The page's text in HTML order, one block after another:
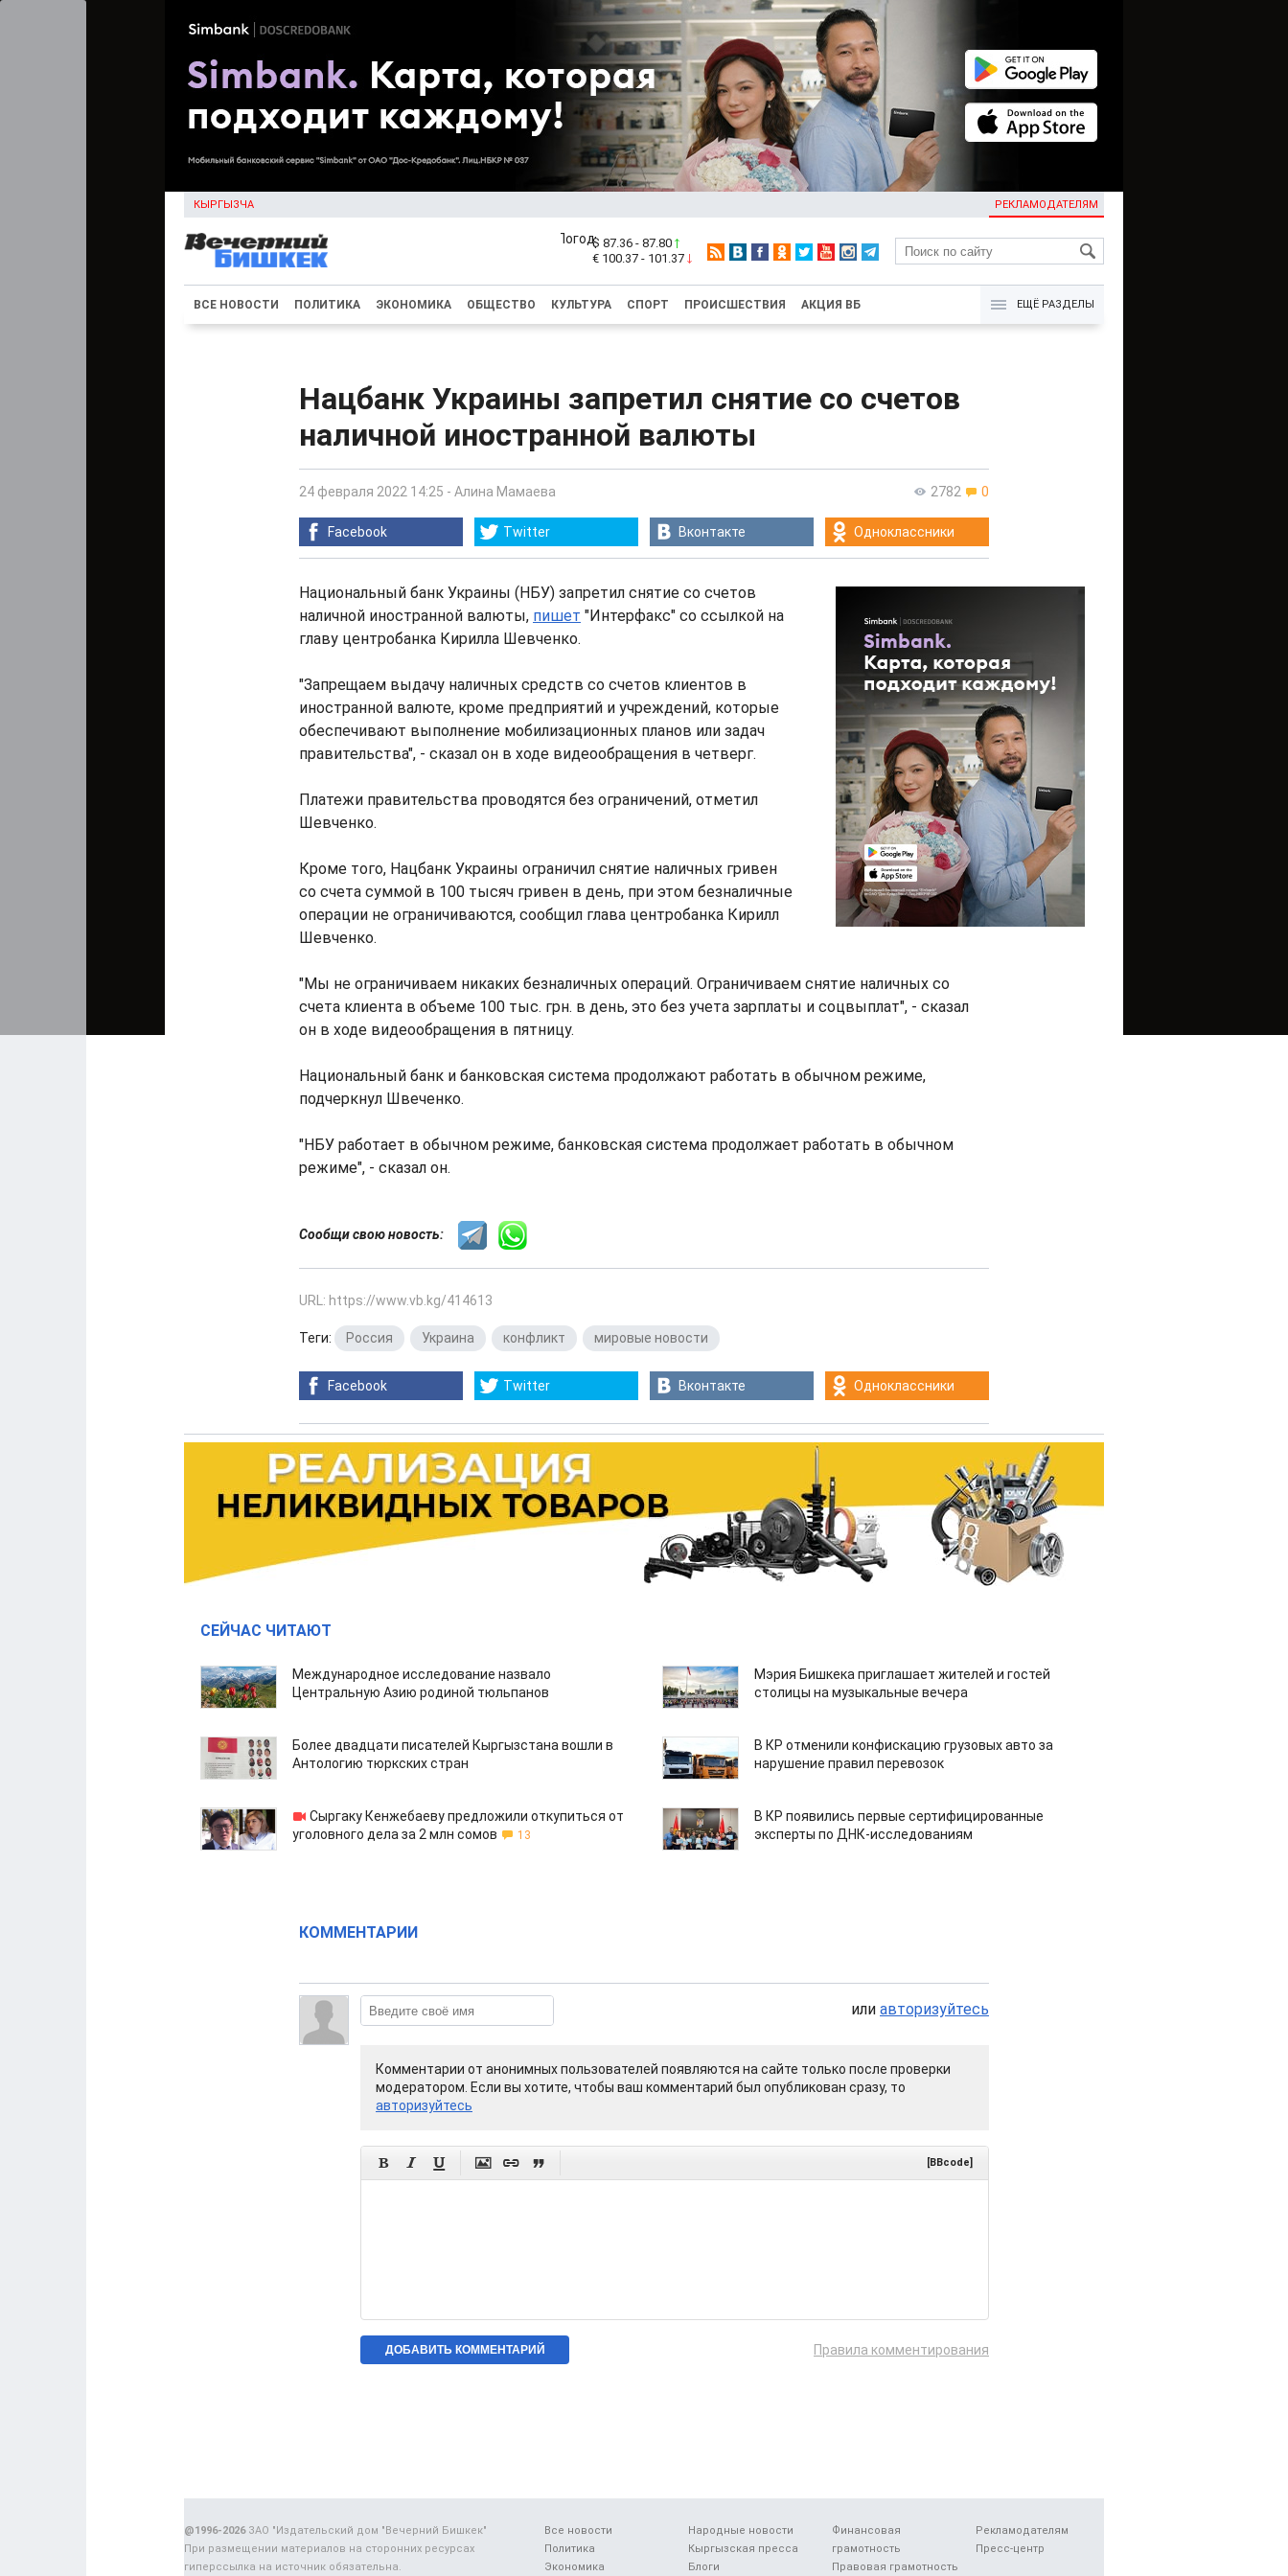
КЫРГЫЗЧА РЕКЛАМОДАТЕЛЯМ
KG
$ 87.36 - 87.80
€ 100.37 - 101.37
ВСЕ НОВОСТИ ПОЛИТИКА ЭКОНОМИКА ОБЩЕСТВО КУЛЬТУРА СПОРТ ПРОИСШЕСТВИЯ АКЦИЯ ВБ ЕЩЁ РАЗДЕЛЫ
Нацбанк Украины запретил снятие со счетов
наличной иностранной валюты
2782 0
24 февраля 2022 14:25 - Алина Мамаева
Facebook Twitter Вконтакте Одноклассники
Национальный банк Украины (НБУ) запретил снятие со счетов
наличной иностранной валюты, пишет "Интерфакс" со ссылкой на
главу центробанка Кирилла Шевченко.
"Запрещаем выдачу наличных средств со счетов клиентов в
иностранной валюте, кроме предприятий и учреждений, которые
обеспечивают выполнение мобилизационных планов или задач
правительства", - сказал он в ходе видеообращения в четверг.
Платежи правительства проводятся без ограничений, отметил
Шевченко.
Кроме того, Нацбанк Украины ограничил снятие наличных гривен
со счета суммой в 100 тысяч гривен в день, при этом безналичные
операции не ограничиваются, сообщил глава центробанка Кирилл
Шевченко.
"Мы не ограничиваем никаких безналичных операций. Ограничиваем снятие наличных со
счета клиента в объеме 100 тыс. грн. в день, это без учета зарплаты и соцвыплат", - сказал
он в ходе видеообращения в пятницу.
Национальный банк и банковская система продолжают работать в обычном режиме,
подчеркнул Швеченко.
"НБУ работает в обычном режиме, банковская система продолжает работать в обычном
режиме", - сказал он.
Сообщи свою новость:
URL: https://www.vb.kg/414613
Теги: Россия Украина конфликт мировые новости
Facebook Twitter Вконтакте Одноклассники
СЕЙЧАС ЧИТАЮТ
Международное исследование назвало
Центральную Азию родиной тюльпанов
Мэрия Бишкека приглашает жителей и гостей
столицы на музыкальные вечера
Более двадцати писателей Кыргызстана вошли в
Антологию тюркских стран
В КР отменили конфискацию грузовых авто за
нарушение правил перевозок
Сыргаку Кенжебаеву предложили откупиться от
уголовного дела за 2 млн сомов
13
В КР появились первые сертифицированные
эксперты по ДНК-исследованиям
КОММЕНТАРИИ
или авторизуйтесь
Комментарии от анонимных пользователей появляются на сайте только после проверки
модератором. Если вы хотите, чтобы ваш комментарий был опубликован сразу, то
авторизуйтесь
      [BBcode]
Правила комментирования
Все новости
Политика
Экономика
Народные новости
Кыргызская пресса
Блоги
Финансовая
грамотность
Правовая грамотность
Рекламодателям
Пресс-центр
@1996-2026ЗАО "Издательский дом "Вечерний Бишкек"
При размещении материалов на сторонних ресурсах
гиперссылка на источник обязательна.